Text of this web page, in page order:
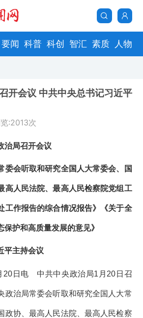
要闻 科普 科创 智汇 素质 人物
开会议 中共中央总书记习近平
:2013次
治局召开会议
委会听取和研究全国人大常委会、国
高人民法院、最高人民检察院党组工
工作报告的综合情况报告》《关于全
护和高质量发展的意见》
平主持会议
日电 中共中央政治局1月20日召
政治局常委会听取和研究全国人大常
政协、最高人民法院、最高人民检察